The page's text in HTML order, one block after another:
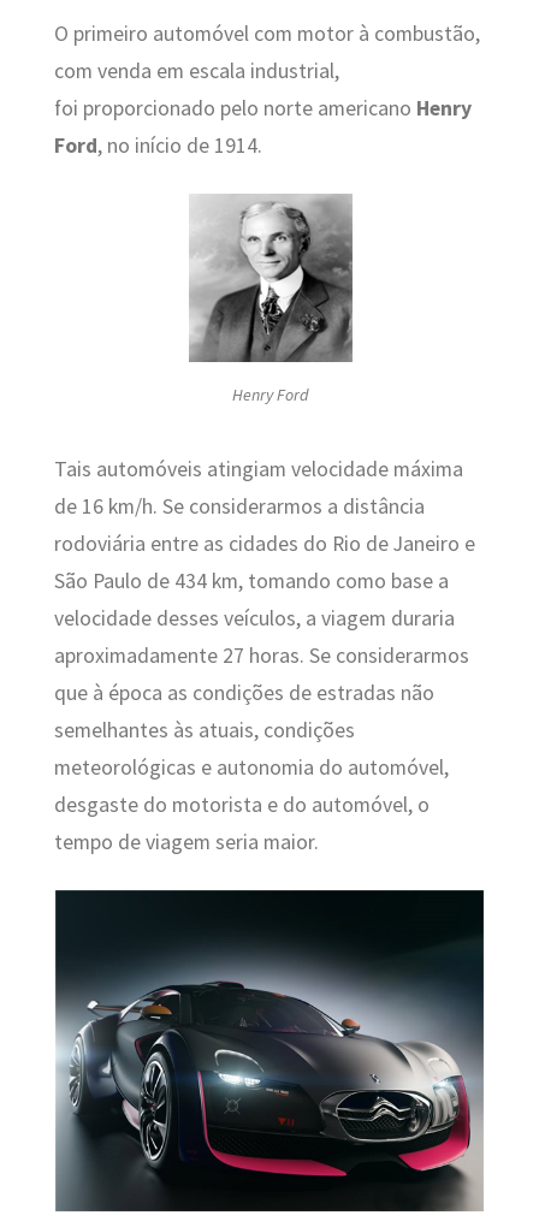
O primeiro automóvel com motor à combustão,
com venda em escala industrial,
foi proporcionado pelo norte americano Henry
Ford, no início de 1914.
Henry Ford
Tais automóveis atingiam velocidade máxima
de 16 km/h. Se considerarmos a distância
rodoviária entre as cidades do Rio de Janeiro e
São Paulo de 434 km, tomando como base a
velocidade desses veículos, a viagem duraria
aproximadamente 27 horas. Se considerarmos
que à época as condições de estradas não
semelhantes às atuais, condições
meteorológicas e autonomia do automóvel,
desgaste do motorista e do automóvel, o
tempo de viagem seria maior.